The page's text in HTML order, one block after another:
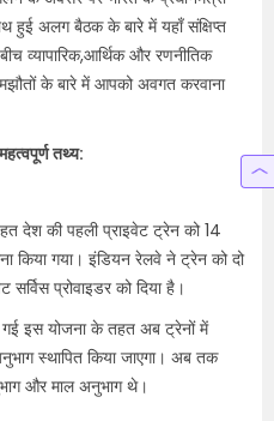
हुई अलग बैठक के बारे में यहाँ संक्षिप्त
व्यापारिक,आर्थिक और रणनीतिक
के बारे में आपको अवगत करवाना
तथ्य:
देश की पहली प्राइवेट ट्रेन को 14
किया गया। इंडियन रेलवे ने ट्रेन को दो
प्रोवाइडर को दिया है।
इस योजना के तहत अब ट्रेनों में
स्थापित किया जाएगा। अब तक
और माल अनुभाग थे।